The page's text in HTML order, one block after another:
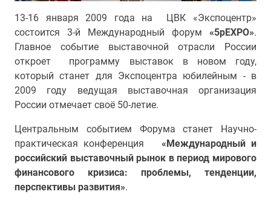
13-16 января 2009 года на ЦВК «Экспоцентр»
состоится 3-й Международный форум «5рЕХРО».
Главное событие выставочной отрасли России
откроет программу выставок в новом году,
который станет для Экспоцентра юбилейным - в
2009 году ведущая выставочная организация
России отмечает своё 50-летие.
Центральным событием Форума станет Научно-
практическая конференция «Международный и
российский выставочный рынок в период мирового
финансового кризиса: проблемы, тенденции,
перспективы развития».